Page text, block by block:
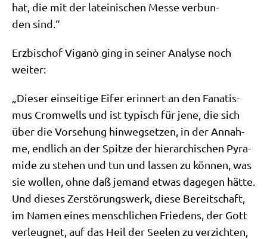
hat, die mit der latei­ni­schen Mes­se ver­bun­
den sind.“
Erz­bi­schof Viganò ging in sei­ner Ana­ly­se noch
weiter:
„Die­ser ein­sei­ti­ge Eifer erin­nert an den Fana­tis­
mus Crom­wells und ist typisch für jene, die sich
über die Vor­se­hung hin­weg­set­zen, in der Annah­
me, end­lich an der Spit­ze der hier­ar­chi­schen Pyra­
mi­de zu ste­hen und tun und las­sen zu kön­nen, was
sie wol­len, ohne daß jemand etwas dage­gen hät­te.
Und die­ses Zer­stö­rungs­werk, die­se Bereit­schaft,
im Namen eines mensch­li­chen Frie­dens, der Gott
ver­leug­net, auf das Heil der See­len zu ver­zich­ten,